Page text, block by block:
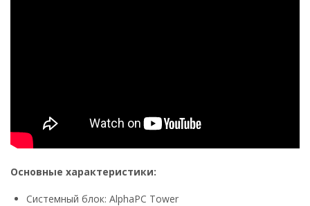
Основные характеристики:
Системный блок: AlphaPC Tower